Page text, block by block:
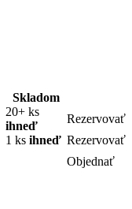
Skladom
20+ ks
ihneď
Rezervovať
1 ks ihneď Rezervovať
Objednať